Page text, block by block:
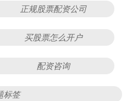
正规股票配资公司
买股票怎么开户
配资咨询
标签